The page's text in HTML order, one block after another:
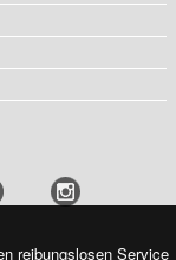
reibungslosen Service